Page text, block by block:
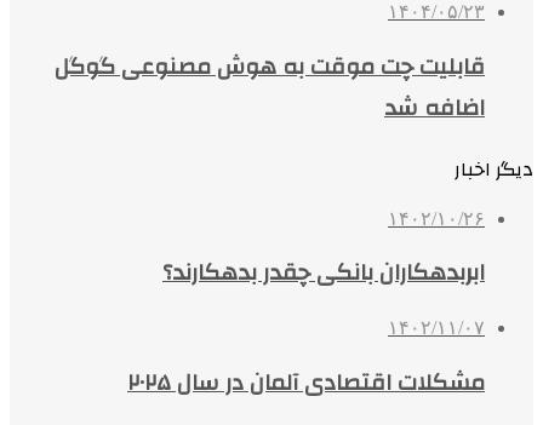
۱۴۰۴/۰۵/۲۳
قابلیت چت موقت به هوش مصنوعی گوگل
اضافه شد
دیگر اخبار
۱۴۰۲/۱۰/۲۶
ابربدهکاران بانکی چقدر بدهکارند؟
۱۴۰۲/۱۱/۰۷
مشکلات اقتصادی آلمان در سال ۲۰۲۵